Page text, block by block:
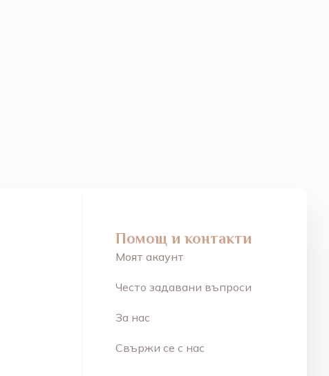
Помощ и контакти
Моят акаунт
Често задавани въпроси
За нас
Свържи се с нас